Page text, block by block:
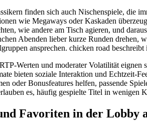
finden sich auch Nischenspiele, die
wie Megaways oder Kaskaden
wie andere am Tisch agieren, und
Abenden lieber kurze Runden
ansprechen. chicken road
Werten und moderater Volatilität eignen
bieten soziale Interaktion und Echtzeit-
oder Bonusfeatures helfen, passende
es, häufig gespielte Titel in wenigen
Favoriten in der Lobby